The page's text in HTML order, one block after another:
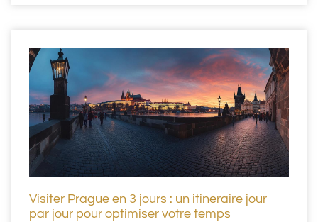
Visiter Prague en 3 jours : un itineraire jour
par jour pour optimiser votre temps